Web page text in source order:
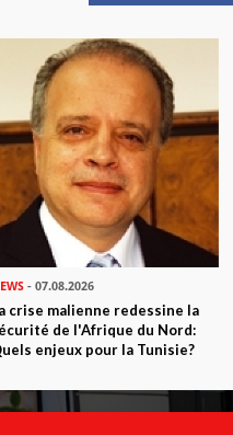
- 07.08.2026
crise malienne redessine la
de l'Afrique du Nord:
enjeux pour la Tunisie?